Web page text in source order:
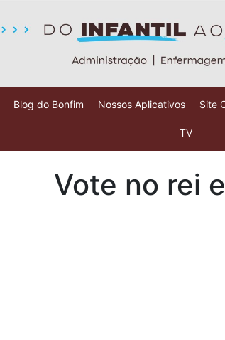
Blog do Bonfim Nossos Aplicativos Site
TV
Vote no rei